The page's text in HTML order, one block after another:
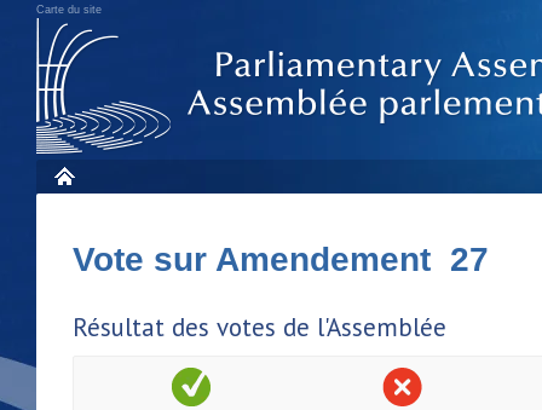
Carte du site
Vote sur Amendement 27
Résultat des votes de l'Assemblée